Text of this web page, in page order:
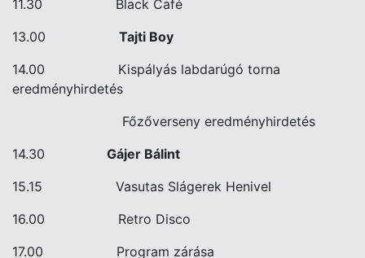
11.30 Black Café
13.00
Tajti Boy
14.00 Kispályás labdarúgó torna
eredményhirdetés
Főzőverseny eredményhirdetés
14.30
Gájer Bálint
15.15
Vasutas Slágerek Henivel
16.00 Retro Disco
17.00 Program zárása